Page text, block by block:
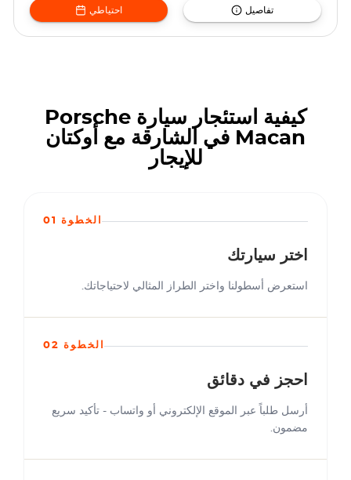
احتياطي تفاصيل
كيفية استئجار سيارة Porsche
Macan في الشارقة مع أوكتان
للإيجار
الخطوة 01
اختر سيارتك
استعرض أسطولنا واختر الطراز المثالي لاحتياجاتك.
الخطوة 02
احجز في دقائق
أرسل طلباً عبر الموقع الإلكتروني أو واتساب - تأكيد سريع
مضمون.